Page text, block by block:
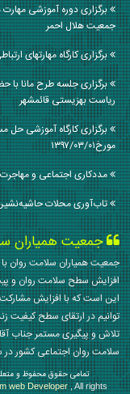
برگزاری دوره آموزشی
جمعیت هلال احمر
برگزاری کارگاه مهارتهای
برگزاری جلسه طرح مانا
ریاست بهزیستی قائمشهر
برگزاری کارگاه آموزشی حل
مورخ۱۳۹۷/۰۳/۰۱
مددکاری اجتماعی و مهاجرت
تاب‌آوری محلات
جمعیت همیاران
جمعیت همیاران سلامت روان
افزایش سطح سلامت روان و
این است که با افزایش
توانیم در ارتقای سطح کیفیت
تلاش و پیگیری مستمر جناب
سلامت روان اجتماعی کشور در سال 1395 راه
تمامی حقوق محفوظ و
web Developer, All rights